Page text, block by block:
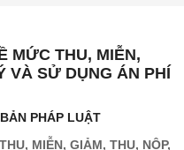
MỨC THU, MIỄN,
VÀ SỬ DỤNG ÁN PHÍ
PHÁP LUẬT
MIỄN, GIẢM, THU, NỘP,